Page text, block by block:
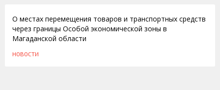
О местах перемещения товаров и транспортных средств
через границы Особой экономической зоны в
Магаданской области
НОВОСТИ